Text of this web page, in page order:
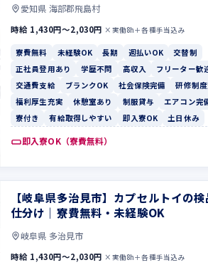
愛知県 海部郡飛島村
時給 1,430円〜2,030円 ×実働8h＋各種手当込み
寮費無料 未経験OK 長期 週払いOK
交替制
正社員登用あり
学歴不問 高収入
フリーター歓
交通費支給
ブランクOK 社会保険完備
研修制
福利厚生充実
休憩室あり 制服貸与
エアコン完
寮付き
有給取得しやすい 即入寮OK 土日休み
即入寮OK（寮費無料）
【岐阜県多治見市】カプセルトイの検
仕分け｜寮費無料・未経験OK
岐阜県 多治見市
時給 1,430円〜2,030円 ×実働8h＋各種手当込み